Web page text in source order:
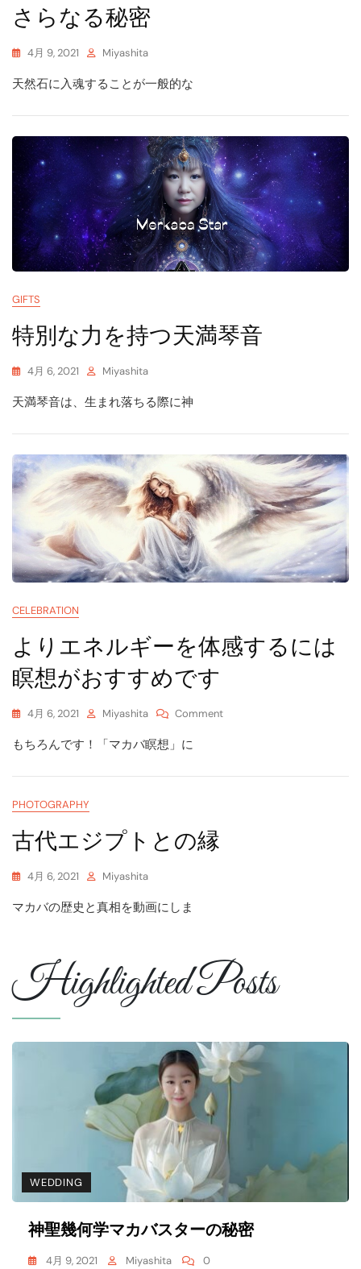
さらなる秘密
4月 9, 2021 Miyashita
天然石に入魂することが一般的な
GIFTS
特別な力を持つ天満琴音
4月 6, 2021 Miyashita
天満琴音は、生まれ落ちる際に神
CELEBRATION
よりエネルギーを体感するには
瞑想がおすすめです
4月 6, 2021 Miyashita CommentOn
ネ
想
が
め
で
す
もちろんです！「マカバ瞑想」に
PHOTOGRAPHY
古代エジプトとの縁
4月 6, 2021 Miyashita
マカバの歴史と真相を動画にしま
Highlighted Posts
WEDDING
神聖幾何学マカバスターの秘密
4月 9, 2021 Miyashita 0